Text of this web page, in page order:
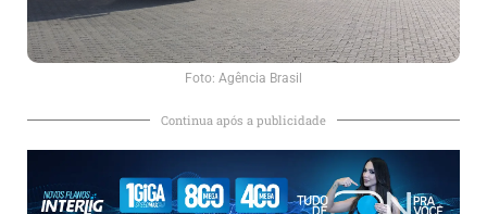
Foto: Agência Brasil
Continua após a publicidade